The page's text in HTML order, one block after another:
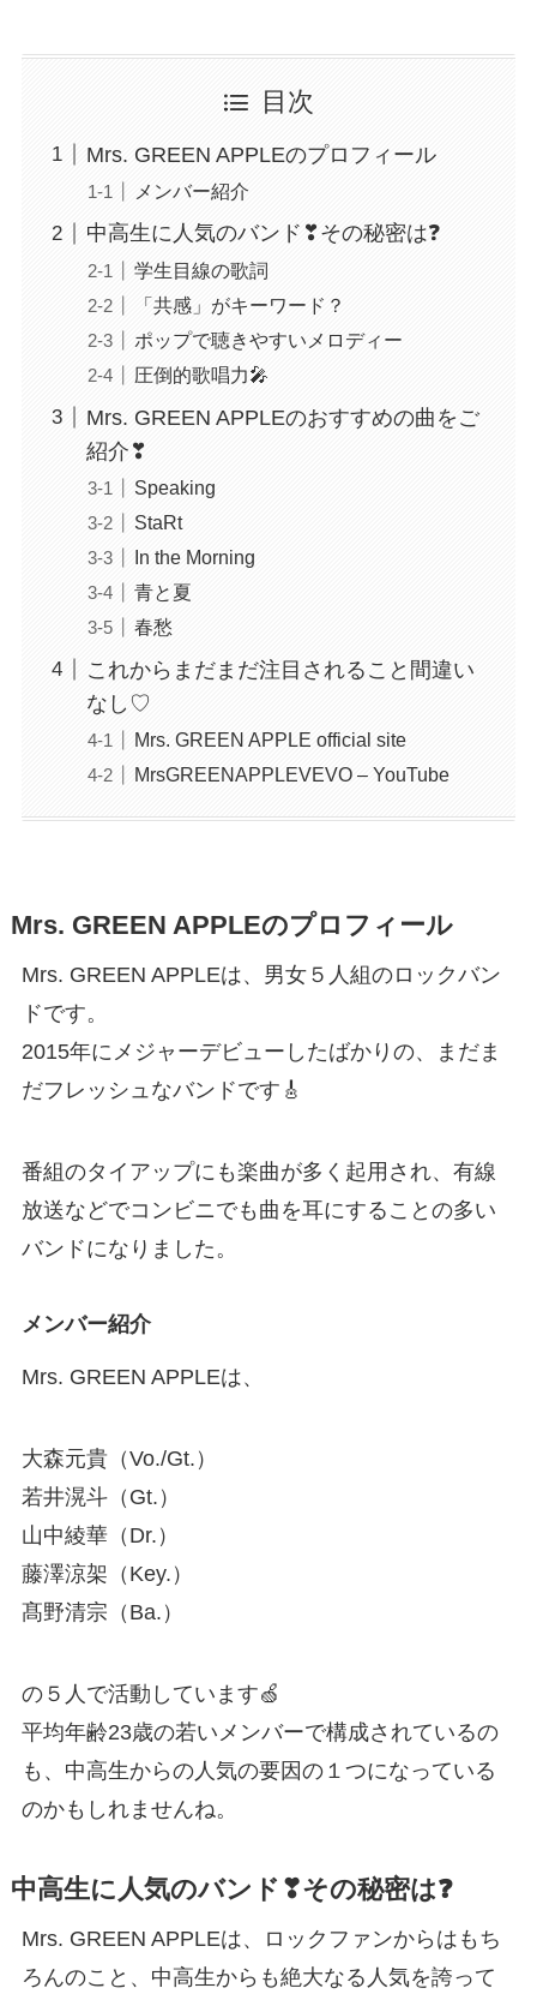
目次
Mrs. GREEN APPLEのプロフィール
メンバー紹介
中高生に人気のバンド❣その秘密は❓
学生目線の歌詞
「共感」がキーワード？
ポップで聴きやすいメロディー
圧倒的歌唱力🎤
Mrs. GREEN APPLEのおすすめの曲をご
紹介❣
Speaking
StaRt
In the Morning
青と夏
春愁
これからまだまだ注目されること間違い
なし♡
Mrs. GREEN APPLE official site
MrsGREENAPPLEVEVO – YouTube
Mrs. GREEN APPLEのプロフィール
Mrs. GREEN APPLEは、男女５人組のロックバン
ドです。
2015年にメジャーデビューしたばかりの、まだま
だフレッシュなバンドです🎸
番組のタイアップにも楽曲が多く起用され、有線
放送などでコンビニでも曲を耳にすることの多い
バンドになりました。
メンバー紹介
Mrs. GREEN APPLEは、
大森元貴（Vo./Gt.）
若井滉斗（Gt.）
山中綾華（Dr.）
藤澤涼架（Key.）
髙野清宗（Ba.）
の５人で活動しています🍏
平均年齢23歳の若いメンバーで構成されているの
も、中高生からの人気の要因の１つになっている
のかもしれませんね。
中高生に人気のバンド❣その秘密は❓
Mrs. GREEN APPLEは、ロックファンからはもち
ろんのこと、中高生からも絶大なる人気を誇って